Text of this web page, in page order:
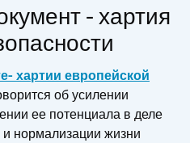
- хартия
хартии европейской
об усилении
ее потенциала в деле
нормализации жизни